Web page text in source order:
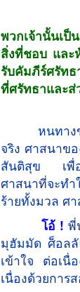
พวกเจ้านั้นเ
สิ่งที่ชอบ และ
รับคัมภีร์ศรัท
ที่ศรัทธาและส่
หนทางของ
จริง ศาสนาข
สันติสุข เพื่อ
ศาสนาที่จะท
ร้ายทั้งมวล ศ
โอ้ ! พี่
มุฮัมมัด ศ็อลลั
เข้าใจ ต่อเนื่
เนื่องด้วยการ